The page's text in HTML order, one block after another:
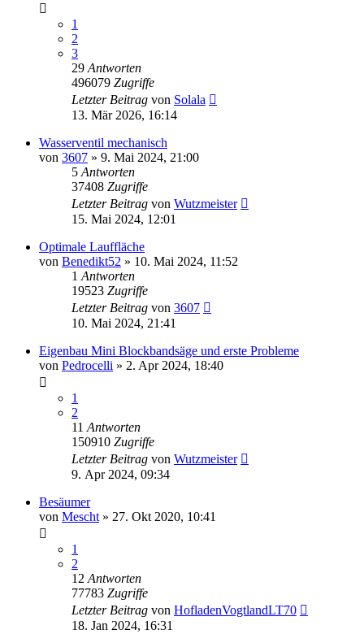
1
2
3
29 Antworten
496079 Zugriffe
Letzter Beitrag von Solala
13. Mär 2026, 16:14
Wasserventil mechanisch
von 3607 » 9. Mai 2024, 21:00
5 Antworten
37408 Zugriffe
Letzter Beitrag von Wutzmeister
15. Mai 2024, 12:01
Optimale Lauffläche
von Benedikt52 » 10. Mai 2024, 11:52
1 Antworten
19523 Zugriffe
Letzter Beitrag von 3607
10. Mai 2024, 21:41
Eigenbau Mini Blockbandsäge und erste Probleme
von Pedrocelli » 2. Apr 2024, 18:40
1
2
11 Antworten
150910 Zugriffe
Letzter Beitrag von Wutzmeister
9. Apr 2024, 09:34
Besäumer
von Mescht » 27. Okt 2020, 10:41
1
2
12 Antworten
77783 Zugriffe
Letzter Beitrag von HofladenVogtlandLT70
18. Jan 2024, 16:31